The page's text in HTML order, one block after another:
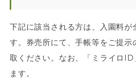
下記に該当される方は、入園料が
す。券売所にて、手帳等をご提示
取ください。なお、「ミライロ
ます。